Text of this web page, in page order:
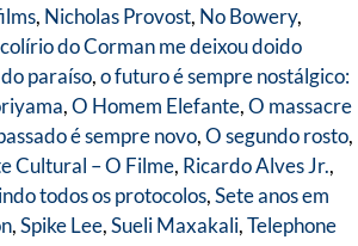
, Nicholas Provost, No Bowery,
do Corman me deixou doido
paraíso,o futuro é sempre nostálgico:
,O Homem Elefante,O massacre
é sempre novo,O segundo rosto,
Cultural – O Filme, Ricardo Alves Jr.,
todos os protocolos,Sete anos em
,Spike Lee,Sueli Maxakali,Telephone